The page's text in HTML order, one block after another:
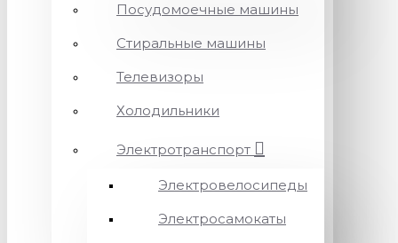
Посудомоечные машины
Стиральные машины
Телевизоры
Холодильники
Электротранспорт
Электровелосипеды
Электросамокаты